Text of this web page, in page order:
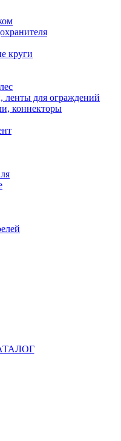
круги
ленты для ограждений
коннекторы